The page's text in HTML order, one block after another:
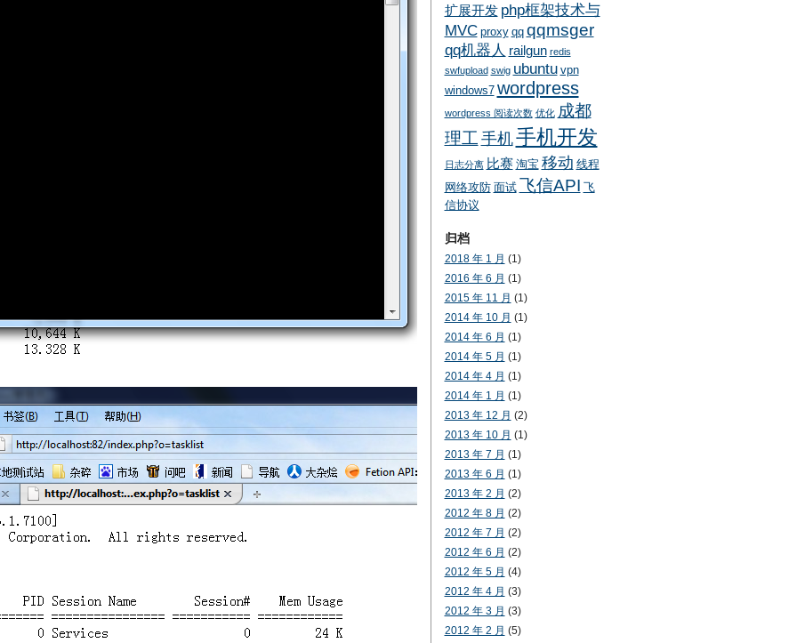
扩展开发 php框架技术与
MVC proxy qq qqmsger
qq机器人 railgun redis
swfupload swig ubuntu vpn
windows7 wordpress
wordpress 阅读次数 优化 成都
理工 手机手机开发
日志分离 比赛 淘宝 移动 线程
网络攻防 面试 飞信API 飞
信协议
归档
2018 年 1 月 (1)
2016 年 6 月 (1)
2015 年 11 月 (1)
2014 年 10 月 (1)
2014 年 6 月 (1)
2014 年 5 月 (1)
2014 年 4 月 (1)
2014 年 1 月 (1)
2013 年 12 月 (2)
2013 年 10 月 (1)
2013 年 7 月 (1)
2013 年 6 月 (1)
2013 年 2 月 (2)
2012 年 8 月 (2)
2012 年 7 月 (2)
2012 年 6 月 (2)
2012 年 5 月 (4)
2012 年 4 月 (3)
2012 年 3 月 (3)
2012 年 2 月 (5)